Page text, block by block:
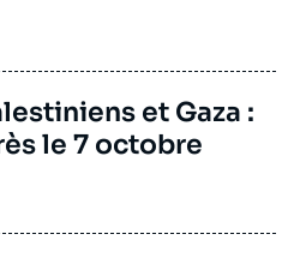
et Gaza :
le 7 octobre